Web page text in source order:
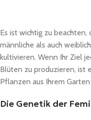
Es ist wichtig zu beachten,
männliche als auch
kultivieren. Wenn Ihr Ziel
Blüten zu produzieren, ist
Pflanzen aus Ihrem
Die Genetik der